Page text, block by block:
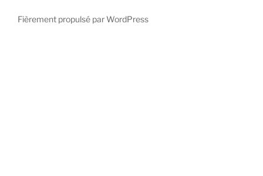
Fièrement propulsé par WordPress